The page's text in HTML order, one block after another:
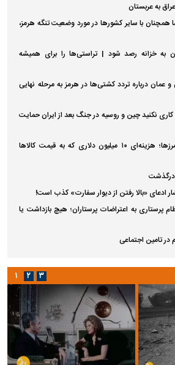
به عربستان
همچنان با سایر کشور‌ها در مورد وضعیت تنگه هرمز،
به خزانه رصد شود | تراستی‌ها را برای همیشه
عمان درباره تردد کشتی‌ها در هرمز به مرحله نهایی
نکنید چین و روسیه در جنگ بعد از ایران حمایت
توقف کامیون‌ها پشت مرزها؛ هزینه‌ای ۱۰ میلیون دلاری که به قیمت کالاها
درگذشت
ادعای «بالا رفتن از دیوار سفارت» کذب است!
پرستاری به اعتراضات پرستاران؛ هیچ بازداشت یا
در تامین اجتماعی
۱ ۲ ۳